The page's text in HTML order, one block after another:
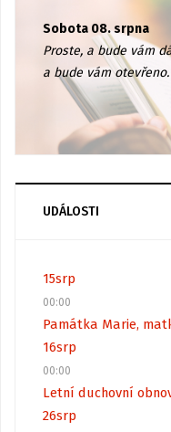
Sobota 08. srpna
Proste, a bude vám
a bude vám otevřeno.
UDÁLOSTI
15srp
00:00
Památka Marie,
16srp
00:00
Letní duchovní
26srp